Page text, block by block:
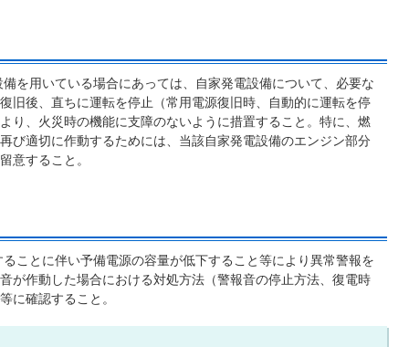
を用いている場合にあっては、自家発電設備について、必要な
旧後、直ちに運転を停止（常用電源復旧時、自動的に運転を停
り、火災時の機能に支障のないように措置すること。特に、燃
び適切に作動するためには、当該自家発電設備のエンジン部分
意すること。
ことに伴い予備電源の容量が低下すること等により異常警報を
が作動した場合における対処方法（警報音の停止方法、復電時
に確認すること。